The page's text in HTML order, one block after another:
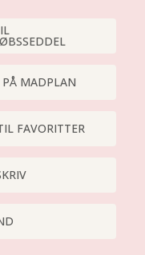
MADPLAN
FAVORITTER